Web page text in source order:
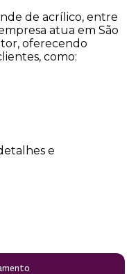
de acrílico, entre
atua em São
oferecendo
como:
e